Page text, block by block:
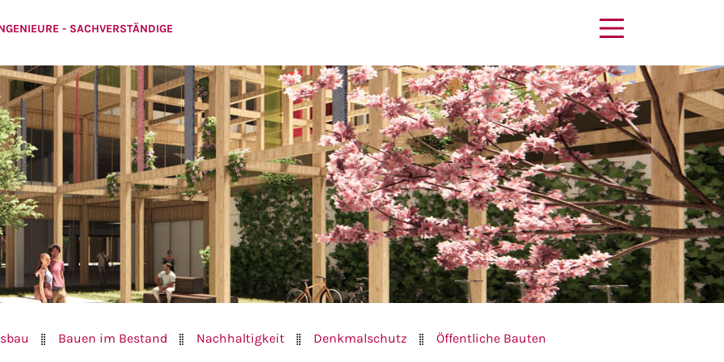
- SACHVERSTÄNDIGE
Bauen im Bestand Nachhaltigkeit Denkmalschutz Öffentliche Bauten